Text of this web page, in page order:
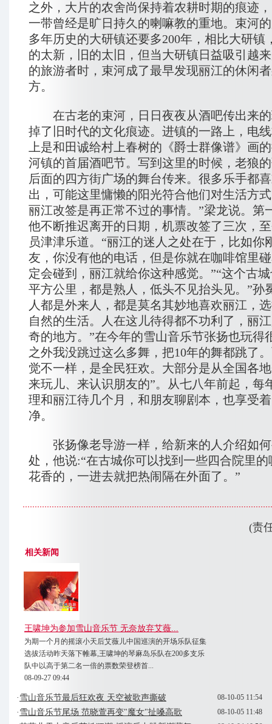
之外，大片的农舍尚保持着农耕时期的痕迹
一带曾经是旷日持久的喇嘛教的重地。束河
多年历史的大研镇还要多200年，相比大研镇
的太新，旧的太旧，但当大研镇日益吸引越
的旅游者时，束河成了最早发现丽江的休闲
方。
在古老的束河，日日夜夜从酒吧传出来的
掉了旧时代的文化痕迹。进镇的一路上，电
上是和田诚给村上春树的《爵士群像谱》画
河镇的首届酒吧节。写到这里的时候，老狼
后面的四方街广场的舞台传来。很多乐手都
出，可能这里慵懒的阳光符合他们对生活方
丽江改签是再正常不过的事情。”梁龙说。第
他不断推迟离开的日期，机票改签了三次，
员津津乐道。“丽江的迷人之处在于，比如你
友，你没有他的电话，但是你就在咖啡馆里
定会碰到，丽江就给你这种感觉。”“这个古
平方公里，都是熟人，低头不见抬头见。”孙
人都是外来人，都是莫名其妙地喜欢丽江，
自然的生活。人在这儿待得都不功利了，丽
奇的地方。”在今年的雪山音乐节张扬也玩得
之外我没跳过这么多舞，把10年的舞都跳了
觉不一样，是全民狂欢。大部分是从全国各
来玩儿、来认识朋友的”。从七八年前起，每
理和丽江待几个月，和朋友聊剧本，也享受
净。
张扬像老导游一样，给新来的人介绍如何
处，他说:“在古城你可以找到一些四合院里
花香的，一进去就把热闹隔在外面了。”
(责
相关新闻
王啸坤为参加雪山音乐节 无奈放弃艾薇...
为期一个月的摇滚小天后艾薇儿中国巡演的开场乐队征集
选拔活动昨天落下帷幕,王啸坤的琴麻岛乐队在200多支乐
队中以高于第二名一倍的票数荣登榜首...
08-09-27 09:44
08-10-05 11:54
·雪山音乐节最后狂欢夜 天空被歌声撕破
08-10-05 11:48
·雪山音乐节尾场 范晓萱再变"魔女"扯嗓高歌